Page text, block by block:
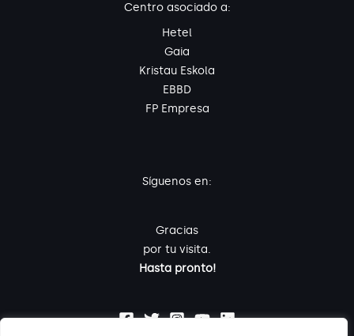
Centro asociado a:
Hetel
Gaia
Kristau Eskola
EBBD
FP Empresa
Síguenos en:
Gracias
por tu visita.
Hasta pronto!